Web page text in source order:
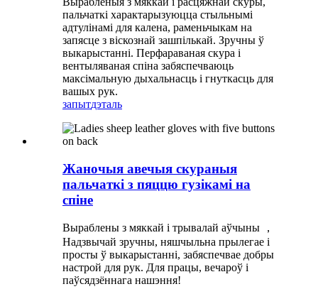
пальчаткі характарызуюцца стыльнымі
адтулінамі для калена, раменьчыкам на
запясце з віскознай зашпількай. Зручны ў
выкарыстанні. Перфараваная скура і
вентыляваная спіна забяспечваюць
максімальную дыхальнасць і гнуткасць для
вашых рук.
запытдэталь
Жаночыя авечыя скураныя
пальчаткі з пяццю гузікамі на
спіне
Выраблены з мяккай і трывалай аўчыны ，
Надзвычай зручны, няшчыльна прылегае і
просты ў выкарыстанні, забяспечвае добры
настрой для рук. Для працы, вечароў і
паўсядзённага нашэння!